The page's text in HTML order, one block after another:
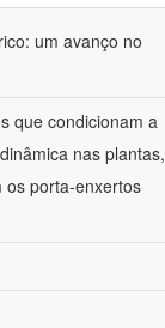
um avanço no
que condicionam a
nas plantas,
os porta-enxertos